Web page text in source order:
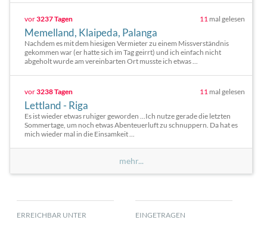
vor3237 Tagen 11 mal gelesen
Memelland, Klaipeda, Palanga
Nachdem es mit dem hiesigen Vermieter zu einem Missverständnis
gekommen war (er hatte sich im Tag geirrt) und ich einfach nicht
abgeholt wurde am vereinbarten Ort musste ich etwas ...
vor3238 Tagen 11 mal gelesen
Lettland - Riga
Es ist wieder etwas ruhiger geworden ...Ich nutze gerade die letzten
Sommertage, um noch etwas Abenteuerluft zu schnuppern. Da hat es
mich wieder mal in die Einsamkeit ...
mehr...
ERREICHBAR UNTER EINGETRAGEN